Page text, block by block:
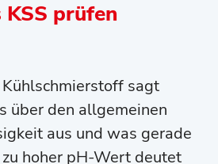
prüfen
sagt
über den allgemeinen
aus und was gerade
hoher pH-Wert deutet